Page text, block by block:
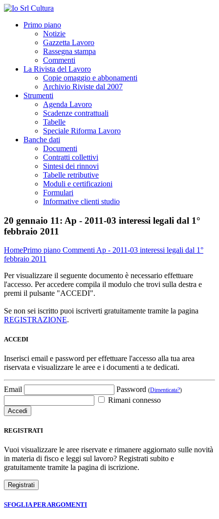
Primo piano
Notizie
Gazzetta Lavoro
Rassegna stampa
Commenti
La Rivista del Lavoro
Copie omaggio e abbonamenti
Archivio Riviste dal 2007
Strumenti
Agenda Lavoro
Scadenze contrattuali
Tabelle
Speciale Riforma Lavoro
Banche dati
Documenti
Contratti collettivi
Sintesi dei rinnovi
Tabelle retributive
Moduli e certificazioni
Formulari
Informative clienti studio
20 gennaio 11: Ap - 2011-03 interessi legali dal 1°
febbraio 2011
HomePrimo piano CommentiAp - 2011-03 interessi legali dal 1°
febbraio 2011
Per visualizzare il seguente documento è necessario effettuare
l'accesso. Per accedere compila il modulo che trovi sulla destra e
premi il pulsante "ACCEDI".
Se non sei iscritto puoi iscriverti gratuitamente tramite la pagina
REGISTRAZIONE.
ACCEDI
Inserisci email e password per effettuare l'accesso alla tua area
riservata e visualizzare le aree e i documenti a te dedicati.
Email Password (Dimenticata?)
Rimani connesso
REGISTRATI
Vuoi visualizzare le aree riservate e rimanere aggiornato sulle novità
in materia di fisco e leggi sul lavoro? Registrati subito e
gratuitamente tramite la pagina di iscrizione.
SFOGLIA PER ARGOMENTI